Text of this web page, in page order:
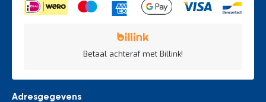
Betaal achteraf met Billink!
Adresgegevens